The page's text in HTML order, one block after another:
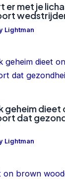
er met je
Lightman
geheim dieet
dat
Lightman